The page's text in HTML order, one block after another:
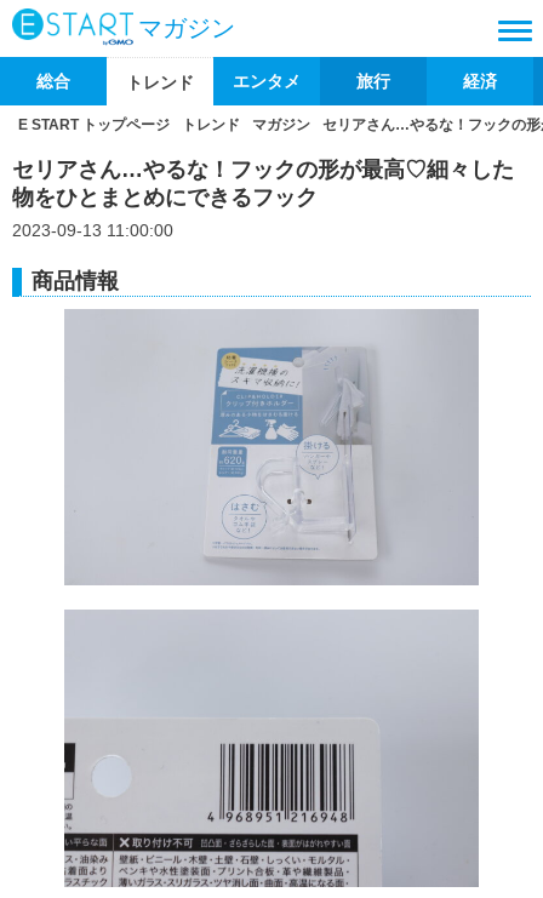
マガジン
総合 トレンド エンタメ 旅行 経済
E START トップページ トレンド マガジン セリアさん…やるな！フックの
セリアさん…やるな！フックの形が最高♡細々した
物をひとまとめにできるフック
2023-09-13 11:00:00
商品情報